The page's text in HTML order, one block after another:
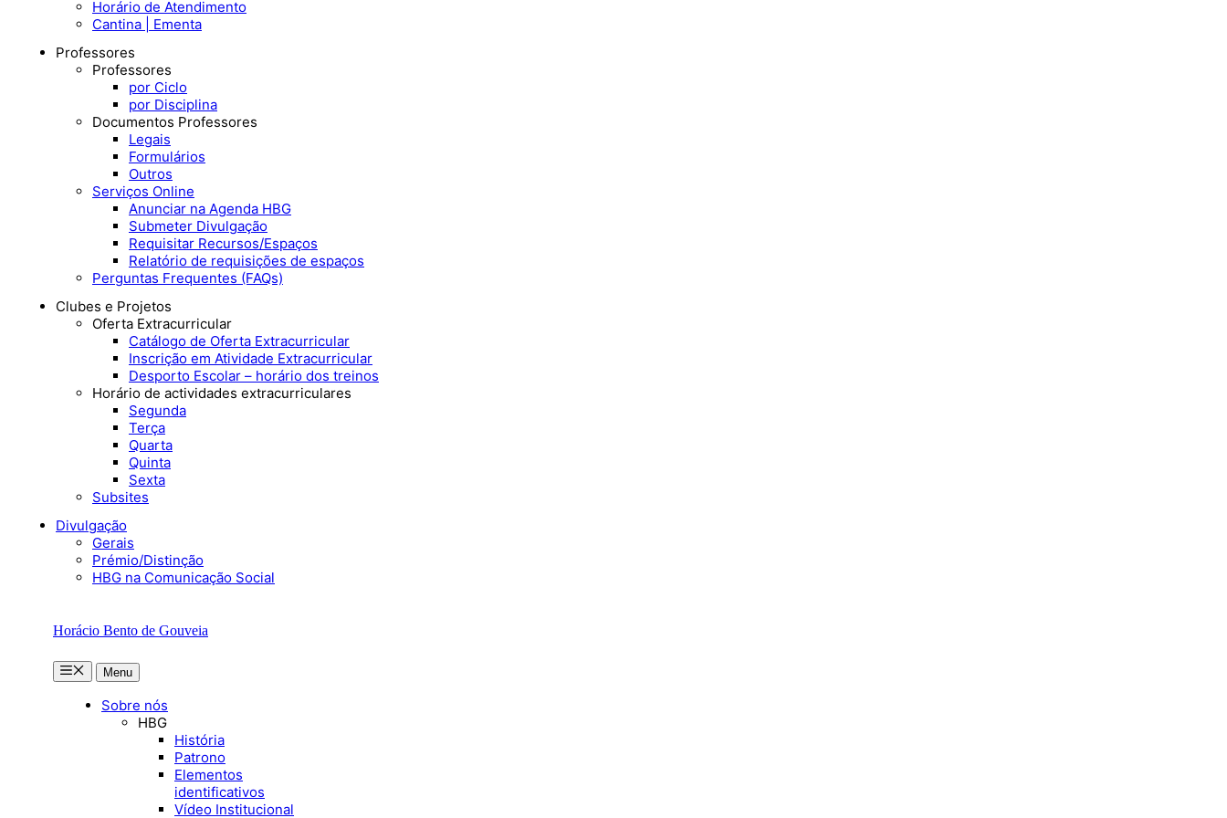
Horário de Atendimento
Cantina | Ementa
Professores
Professores
por Ciclo
por Disciplina
Documentos Professores
Legais
Formulários
Outros
Serviços Online
Anunciar na Agenda HBG
Submeter Divulgação
Requisitar Recursos/Espaços
Relatório de requisições de espaços
Perguntas Frequentes (FAQs)
Clubes e Projetos
Oferta Extracurricular
Catálogo de Oferta Extracurricular
Inscrição em Atividade Extracurricular
Desporto Escolar – horário dos treinos
Horário de actividades extracurriculares
Segunda
Terça
Quarta
Quinta
Sexta
Subsites
Divulgação
Gerais
Prémio/Distinção
HBG na Comunicação Social
Horácio Bento de Gouveia
MenuMenu
Sobre nós
HBG
História
Patrono
Elementos
identificativos
Vídeo Institucional